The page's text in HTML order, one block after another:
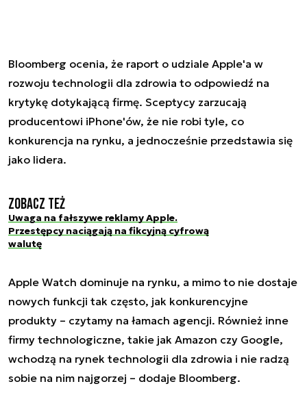
Bloomberg ocenia, że raport o udziale Apple'a w
rozwoju technologii dla zdrowia to odpowiedź na
krytykę dotykającą firmę. Sceptycy zarzucają
producentowi iPhone'ów, że nie robi tyle, co
konkurencja na rynku, a jednocześnie przedstawia się
jako lidera.
Zobacz też
Uwaga na fałszywe reklamy Apple.
Przestępcy naciągają na fikcyjną cyfrową
walutę
Apple Watch dominuje na rynku, a mimo to nie dostaje
nowych funkcji tak często, jak konkurencyjne
produkty – czytamy na łamach agencji. Również inne
firmy technologiczne, takie jak Amazon czy Google,
wchodzą na rynek technologii dla zdrowia i nie radzą
sobie na nim najgorzej – dodaje Bloomberg.